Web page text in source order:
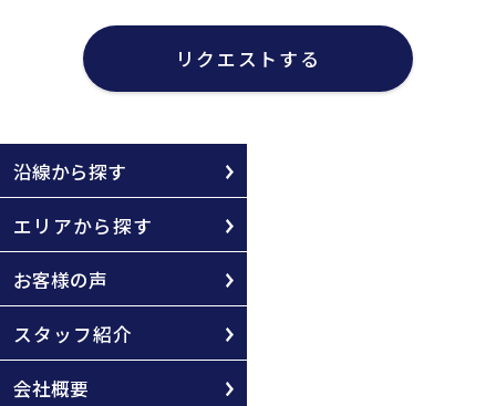
リクエストする
沿線から探す
エリアから探す
お客様の声
スタッフ紹介
会社概要